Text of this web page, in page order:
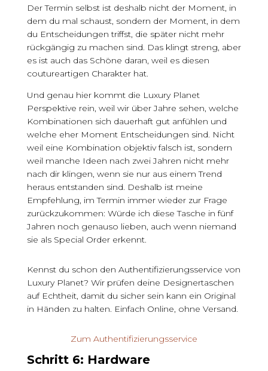
Der Termin selbst ist deshalb nicht der Moment, in
dem du mal schaust, sondern der Moment, in dem
du Entscheidungen triffst, die später nicht mehr
rückgängig zu machen sind. Das klingt streng, aber
es ist auch das Schöne daran, weil es diesen
coutureartigen Charakter hat.
Und genau hier kommt die Luxury Planet
Perspektive rein, weil wir über Jahre sehen, welche
Kombinationen sich dauerhaft gut anfühlen und
welche eher Moment Entscheidungen sind. Nicht
weil eine Kombination objektiv falsch ist, sondern
weil manche Ideen nach zwei Jahren nicht mehr
nach dir klingen, wenn sie nur aus einem Trend
heraus entstanden sind. Deshalb ist meine
Empfehlung, im Termin immer wieder zur Frage
zurückzukommen: Würde ich diese Tasche in fünf
Jahren noch genauso lieben, auch wenn niemand
sie als Special Order erkennt.
Kennst du schon den Authentifizierungsservice von
Luxury Planet? Wir prüfen deine Designertaschen
auf Echtheit, damit du sicher sein kann ein Original
in Händen zu halten. Einfach Online, ohne Versand.
Zum Authentifizierungsservice
Schritt 6: Hardware